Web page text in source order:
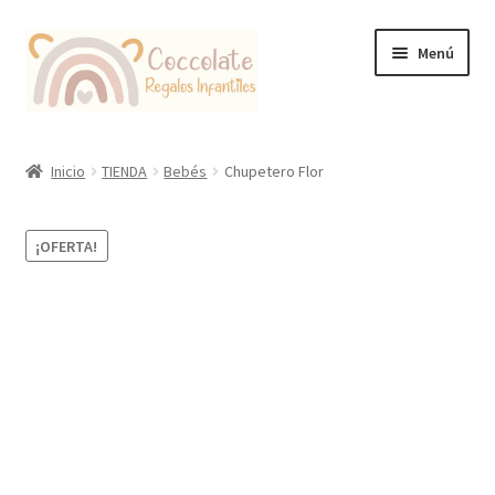
Ir
la
Ir
contenido
Menú
Inicio TIENDA Bebés Chupetero Flor
¡OFERTA!